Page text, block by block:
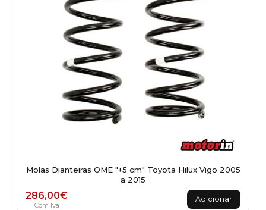
Molas Dianteiras OME "+5 cm" Toyota Hilux Vigo 2005
a 2015
286,00€
Com Iva
Adicionar